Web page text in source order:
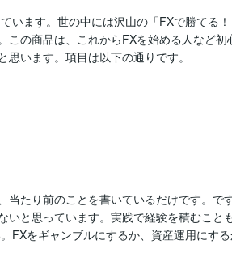
います。世の中には沢山の「FXで勝てる！
この商品は、これからFXを始める人など
います。項目は以下の通りです。
当たり前のことを書いているだけです。で
いと思っています。実践で経験を積むこと
FXをギャンブルにするか、資産運用にす